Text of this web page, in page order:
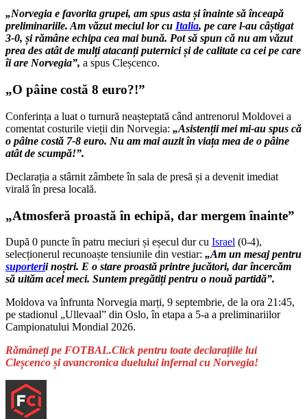
„Norvegia e favorita grupei, am spus asta și înainte să înceapă
preliminariile. Am văzut meciul lor cu Italia, pe care l-au câștigat
3-0, și rămâne echipa cea mai bună. Pot să spun că nu am văzut
prea des atât de mulți atacanți puternici și de calitate ca cei pe care
îi are Norvegia”, a spus Cleșcenco.
„O pâine costă 8 euro?!”
Conferința a luat o turnură neașteptată când antrenorul Moldovei a
comentat costurile vieții din Norvegia: „Asistenții mei mi-au spus că
o pâine costă 7-8 euro. Nu am mai auzit în viața mea de o pâine
atât de scumpă!”.
Declarația a stârnit zâmbete în sala de presă și a devenit imediat
virală în presa locală.
„Atmosferă proastă în echipă, dar mergem înainte”
După 0 puncte în patru meciuri și eșecul dur cu Israel (0-4),
selecționerul recunoaște tensiunile din vestiar: „Am un mesaj pentru
suporterii noștri. E o stare proastă printre jucători, dar încercăm
să uităm acel meci. Suntem pregătiți pentru o nouă partidă”.
Moldova va înfrunta Norvegia marți, 9 septembrie, de la ora 21:45,
pe stadionul „Ullevaal” din Oslo, în etapa a 5-a a preliminariilor
Campionatului Mondial 2026.
Rămâneți pe FOTBAL.Click pentru toate declarațiile lui
Cleșcenco și avancronica duelului infernal cu Norvegia!